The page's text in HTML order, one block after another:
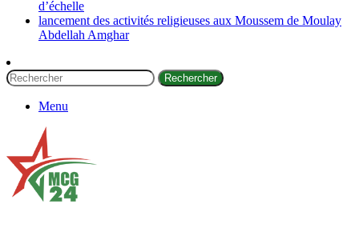
d’échelle
lancement des activités religieuses aux Moussem de Moulay
Abdellah Amghar
Rechercher
Menu